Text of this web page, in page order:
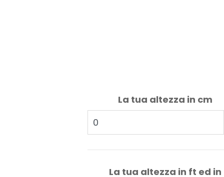
La tua altezza in cm
La tua altezza in ft ed in